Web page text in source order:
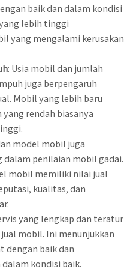
baik dan dalam kondisi
lebih tinggi
yang mengalami kerusakan
: Usia mobil dan jumlah
juga berpengaruh
Mobil yang lebih baru
rendah biasanya
model mobil juga
penilaian mobil gadai.
mobil memiliki nilai jual
kualitas, dan
yang lengkap dan teratur
mobil. Ini menunjukkan
dengan baik dan
kondisi baik.